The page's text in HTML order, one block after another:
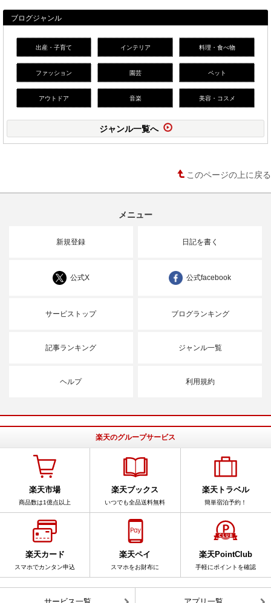
ブログジャンル
出産・子育て インテリア 料理・食べ物
ファッション 園芸 ペット
アウトドア 音楽 美容・コスメ
ジャンル一覧へ
このページの上に戻る
メニュー
新規登録 日記を書く
公式X 公式facebook
サービストップ ブログランキング
記事ランキング ジャンル一覧
ヘルプ 利用規約
楽天のグループサービス
楽天市場
商品数は1億点以上
楽天ブックス
いつでも全品送料無料
楽天トラベル
簡単宿泊予約！
楽天カード
スマホでカンタン申込
楽天ペイ
スマホをお財布に
楽天PointClub
手軽にポイントを確認